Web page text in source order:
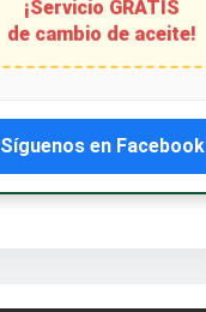
Síguenos en Facebook